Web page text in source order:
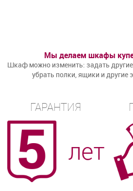
Мы делаем шкафы купе
Шкаф можно изменить: задать
убрать полки, ящики и
ГАРАНТИЯ